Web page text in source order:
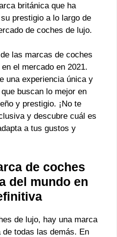
británica que ha
prestigio a lo largo de
de coches de lujo.
las marcas de coches
el mercado en 2021.
una experiencia única y
buscan lo mejor en
y prestigio. ¡No te
y descubre cuál es
a tus gustos y
de coches
del mundo en
de lujo, hay una marca
todas las demás. En